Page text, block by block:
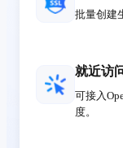
批量创建
就近访
可接入
度。